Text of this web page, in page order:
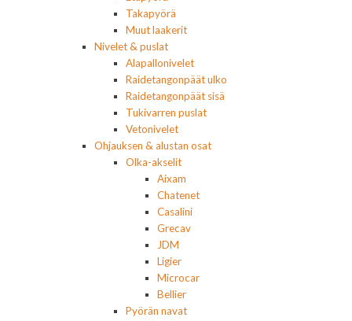
Takapyörä
Muut laakerit
Nivelet & puslat
Alapallonivelet
Raidetangonpäät ulko
Raidetangonpäät sisä
Tukivarren puslat
Vetonivelet
Ohjauksen & alustan osat
Olka-akselit
Aixam
Chatenet
Casalini
Grecav
JDM
Ligier
Microcar
Bellier
Pyörän navat